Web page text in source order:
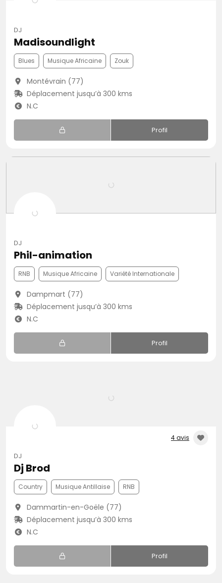
DJ
Madisoundlight
Blues Musique Africaine Zouk
Montévrain (77)
Déplacement jusqu’à 300 kms
N.C
Profil
DJ
Phil-animation
RNB Musique Africaine Variété Internationale
Dampmart (77)
Déplacement jusqu’à 300 kms
N.C
Profil
4 avis
DJ
Dj Brod
Country Musique Antillaise RNB
Dammartin-en-Goële (77)
Déplacement jusqu’à 300 kms
N.C
Profil